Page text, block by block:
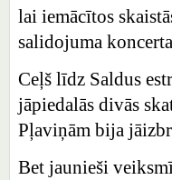
lai iemācītos
salidojuma
Ceļš līdz Saldus
jāpiedalās divās
Pļaviņām bija
Bet jaunieši